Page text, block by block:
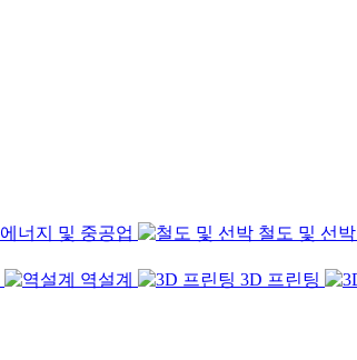
에너지 및 중공업 철도 및 선박
역설계 3D 프린팅